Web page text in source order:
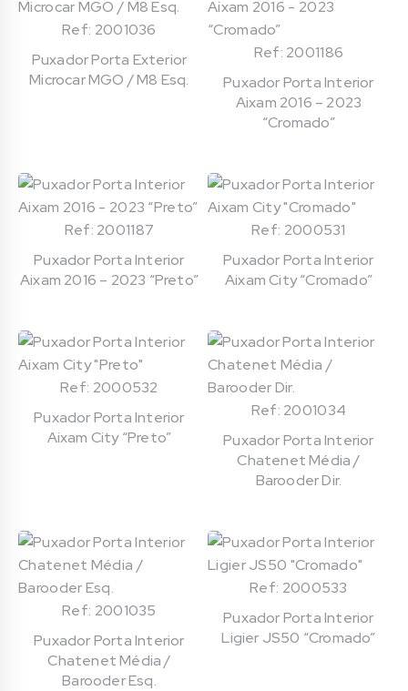
Ref: 2001036
Puxador Porta Exterior
Microcar MGO / M8 Esq.
Ref: 2001186
Puxador Porta Interior
Aixam 2016 – 2023
“Cromado”
Ref: 2001187
Puxador Porta Interior
Aixam 2016 – 2023 “Preto”
Ref: 2000531
Puxador Porta Interior
Aixam City “Cromado”
Ref: 2000532
Puxador Porta Interior
Aixam City “Preto”
Ref: 2001034
Puxador Porta Interior
Chatenet Média /
Barooder Dir.
Ref: 2001035
Puxador Porta Interior
Chatenet Média /
Barooder Esq.
Ref: 2000533
Puxador Porta Interior
Ligier JS50 “Cromado”